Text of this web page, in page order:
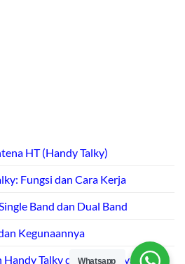
HT (Handy Talky)
Fungsi dan Cara Kerja
Band dan Dual Band
Kegunaannya
Talky dan Fungsinya
Whatsapp